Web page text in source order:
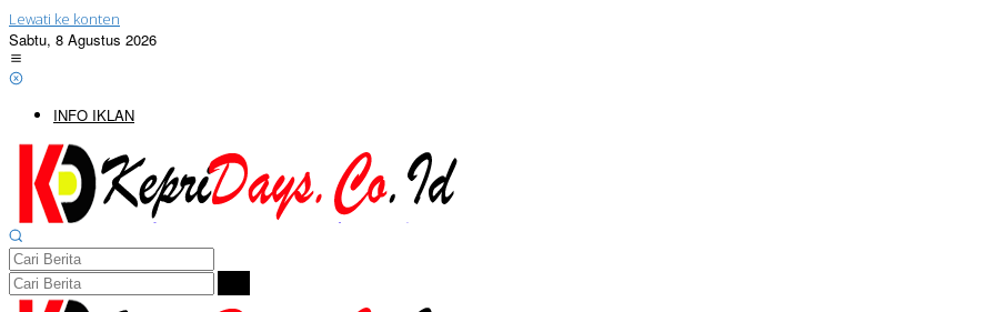
Lewati ke konten
Sabtu, 8 Agustus 2026
INFO IKLAN